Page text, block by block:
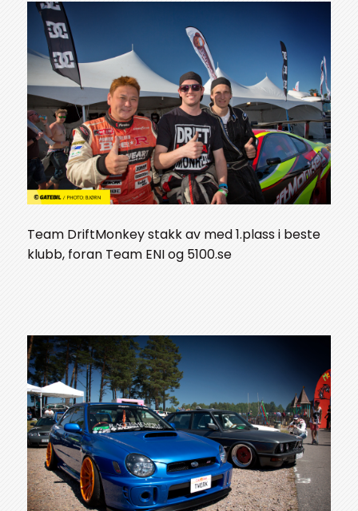
Team DriftMonkey stakk av med 1.plass i beste
klubb, foran Team ENI og 5100.se